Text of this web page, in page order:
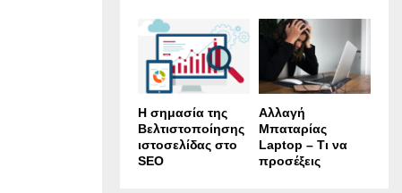
Η σημασία της
Βελτιστοποίησης
ιστοσελίδας στο
SEO
Αλλαγή
Μπαταρίας
Laptop – Τι να
προσέξεις